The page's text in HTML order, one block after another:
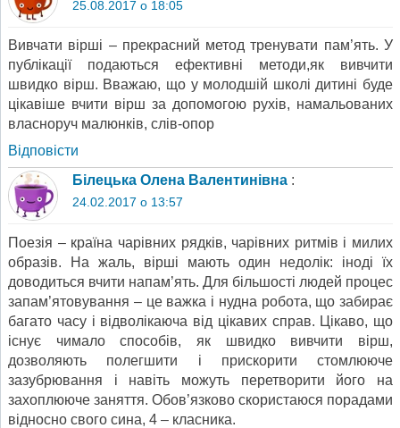
25.08.2017 о 18:05
Вивчати вірші – прекрасний метод тренувати пам’ять. У
публікації подаються ефективні методи,як вивчити
швидко вірш. Вважаю, що у молодшій школі дитині буде
цікавіше вчити вірш за допомогою рухів, намальованих
власноруч малюнків, слів-опор
Відповіcти
Білецька Олена Валентинівна :
24.02.2017 о 13:57
Поезія – країна чарівних рядків, чарівних ритмів і милих
образів. На жаль, вірші мають один недолік: іноді їх
доводиться вчити напам’ять. Для більшості людей процес
запам’ятовування – це важка і нудна робота, що забирає
багато часу і відволікаюча від цікавих справ. Цікаво, що
існує чимало способів, як швидко вивчити вірш,
дозволяють полегшити і прискорити стомлююче
зазубрювання і навіть можуть перетворити його на
захоплююче заняття. Обов’язково скористаюся порадами
відносно свого сина, 4 – класника.